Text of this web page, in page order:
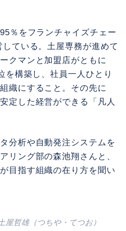
％をフランチャイズチェー
ている。土屋専務が進めて
クマンと加盟店がともに
を構築し、社員一人ひとり
織にすること。その先に
定した経営ができる「凡人
分析や自動発注システムを
リング部の森池翔さんと、
目指す組織の在り方を聞い
屋哲雄（つちや・てつお）